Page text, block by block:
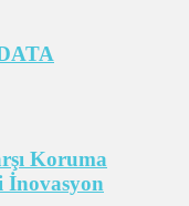
Koruma
İnovasyon